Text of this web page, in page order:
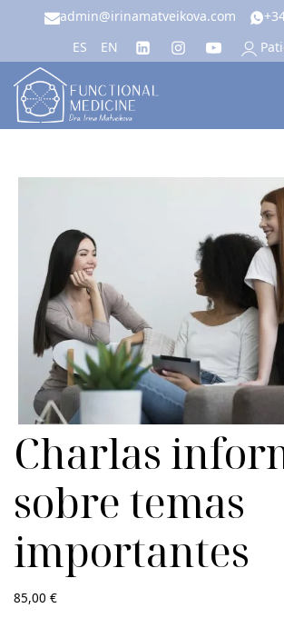
admin@irinamatveikova.com
ES
EN
Charlas
sobre temas
importantes
85,00 €